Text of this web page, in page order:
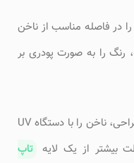
در فاصله مناسب از ناخن
رنگ را به صورت پودری بر
پس از اتمام طراحی، ناخن را با دستگاه UV
بیشتر از یک لایه
تاپ